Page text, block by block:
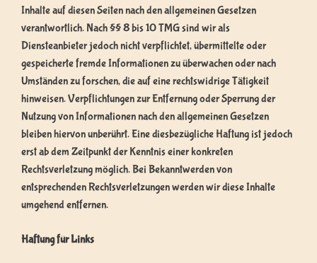
Inhalte auf diesen Seiten nach den allgemeinen Gesetzen
verantwortlich. Nach §§ 8 bis 10 TMG sind wir als
Diensteanbieter jedoch nicht verpflichtet, übermittelte oder
gespeicherte fremde Informationen zu überwachen oder nach
Umständen zu forschen, die auf eine rechtswidrige Tätigkeit
hinweisen. Verpflichtungen zur Entfernung oder Sperrung der
Nutzung von Informationen nach den allgemeinen Gesetzen
bleiben hiervon unberührt. Eine diesbezügliche Haftung ist jedoch
erst ab dem Zeitpunkt der Kenntnis einer konkreten
Rechtsverletzung möglich. Bei Bekanntwerden von
entsprechenden Rechtsverletzungen werden wir diese Inhalte
umgehend entfernen.
Haftung für Links